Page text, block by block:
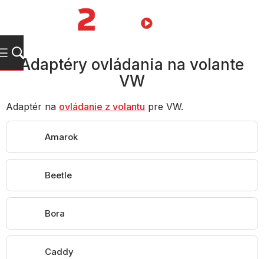
Adaptéry ovládania na volante
VW
Adaptér na ovládanie z volantu pre VW.
Amarok
Beetle
Bora
Caddy